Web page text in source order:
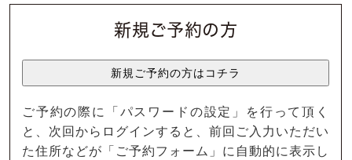
新規ご予約の方
ご予約の際に「パスワードの設定」を行って頂く
と、次回からログインすると、前回ご入力いただい
た住所などが「ご予約フォーム」に自動的に表示し